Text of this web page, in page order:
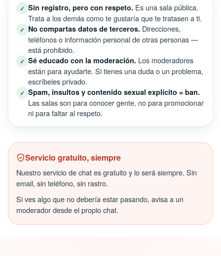
✓ Sin registro, pero con respeto. Es una sala pública.
Trata a los demás como te gustaría que te tratasen a ti.
✓ No compartas datos de terceros. Direcciones,
teléfonos o información personal de otras personas —
está prohibido.
✓ Sé educado con la moderación. Los moderadores
están para ayudarte. Si tienes una duda o un problema,
escríbeles privado.
✓ Spam, insultos y contenido sexual explícito = ban.
Las salas son para conocer gente, no para promocionar
ni para faltar al respeto.
Servicio gratuito, siempre
Nuestro servicio de chat es gratuito y lo será siempre. Sin
email, sin teléfono, sin rastro.
Si ves algo que no debería estar pasando, avisa a un
moderador desde el propio chat.